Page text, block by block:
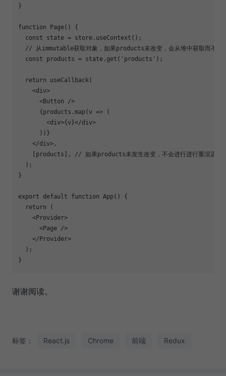
}
function Page( ) {
const state = store.useContext();
// 从immutable获取对象，如果products未改变，会从堆中获取而不是
const products = state.get( 'products' );
return useCallback(
<div>
<Button />
      {products.map(v => (
<div>{v}</div>
      ))}
</div> ,
    [products],
// 如果products未发生改变，不会进行进行重渲染
  );
}
export default function App( ) {
return (
<Provider>
<Page />
</ Provider>
  );
谢谢阅读。
标签： React.js Chrome 前端 Redux